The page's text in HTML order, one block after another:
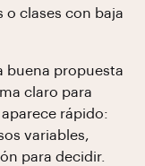
o clases con baja
buena propuesta
claro para
rápido:
variables,
para decidir.